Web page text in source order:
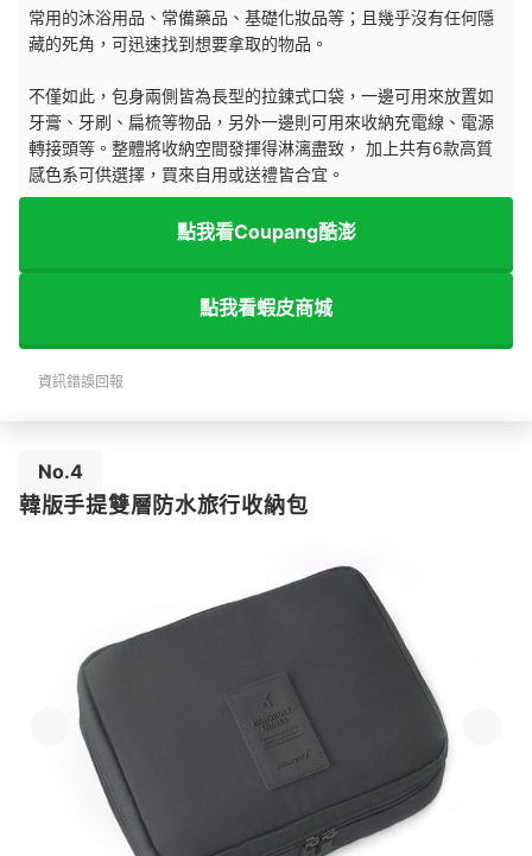
常用的沐浴用品、常備藥品、基礎化妝品等；且幾乎沒有任何隱
藏的死角，可迅速找到想要拿取的物品。
不僅如此，包身兩側皆為長型的拉鍊式口袋，一邊可用來放置如
牙膏、牙刷、扁梳等物品，另外一邊則可用來收納充電線、電源
轉接頭等。整體將收納空間發揮得淋漓盡致， 加上共有6款高質
感色系可供選擇，買來自用或送禮皆合宜。
點我看Coupang酷澎
點我看蝦皮商城
資訊錯誤回報
No.4
韓版手提雙層防水旅行收納包